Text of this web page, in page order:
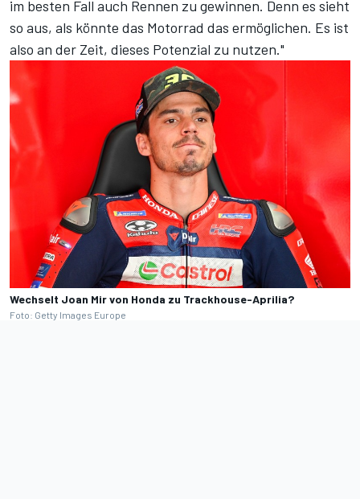
im besten Fall auch Rennen zu gewinnen. Denn es sieht
so aus, als könnte das Motorrad das ermöglichen. Es ist
also an der Zeit, dieses Potenzial zu nutzen."
Wechselt Joan Mir von Honda zu Trackhouse-Aprilia?
Foto: Getty Images Europe